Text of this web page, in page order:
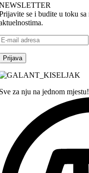
se i budite u toku
za nju na jednom mjestu!